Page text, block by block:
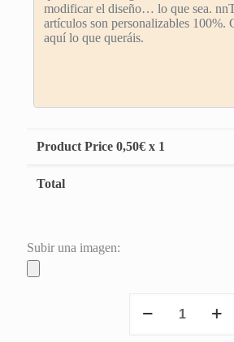
Product Price 0,50€ x 1
Total
Subir una imagen:
Jose&Luisa